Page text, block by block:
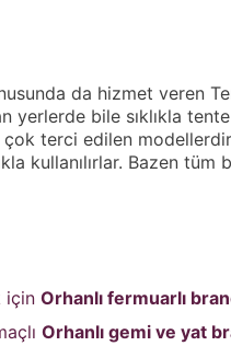
da hizmet veren
bile sıklıkla
terci edilen
kullanılırlar. Bazen tüm
için Orhanlı fermuarlı
Orhanlı gemi ve yat